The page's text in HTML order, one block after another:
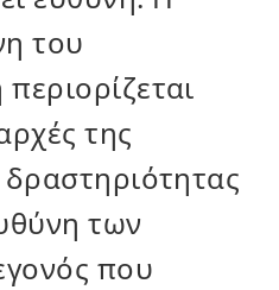
του
της
δραστηριότητας
των
που